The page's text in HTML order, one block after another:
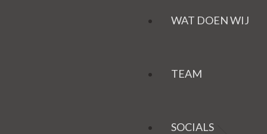
WAT DOEN WIJ
TEAM
SOCIALS